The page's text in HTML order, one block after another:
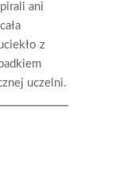
ani
z
uczelni.